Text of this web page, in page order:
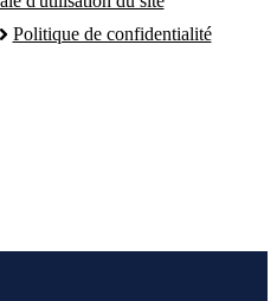
Politique de confidentialité